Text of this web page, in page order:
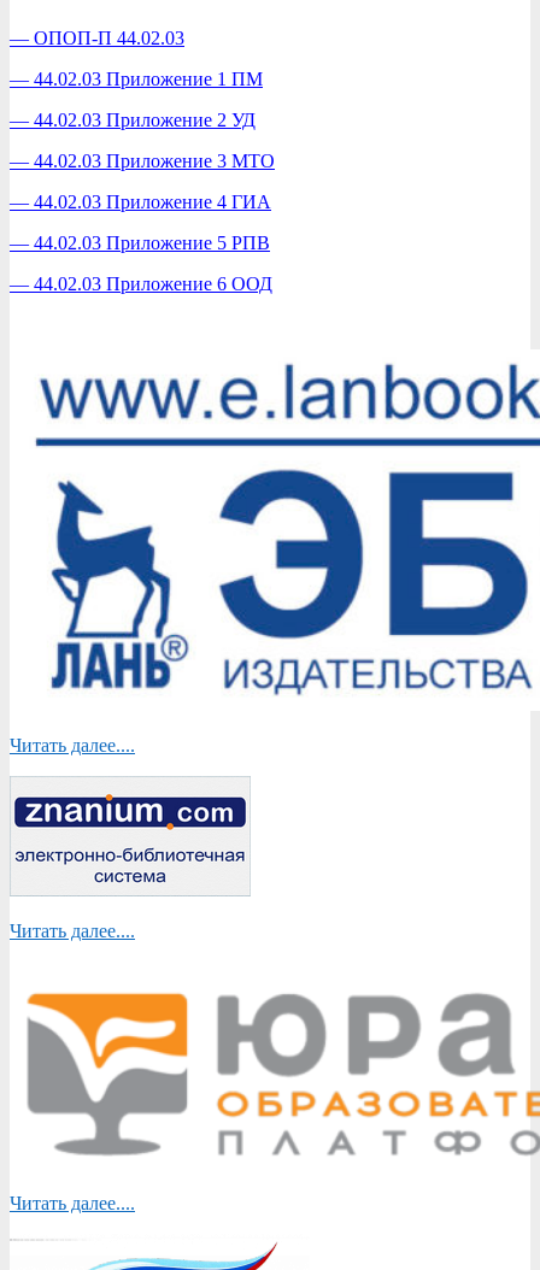
— ОПОП-П 44.02.03
— 44.02.03 Приложение 1 ПМ
— 44.02.03 Приложение 2 УД
— 44.02.03 Приложение 3 МТО
— 44.02.03 Приложение 4 ГИА
— 44.02.03 Приложение 5 РПВ
— 44.02.03 Приложение 6 ООД
Читать далее....
Читать далее....
Читать далее....